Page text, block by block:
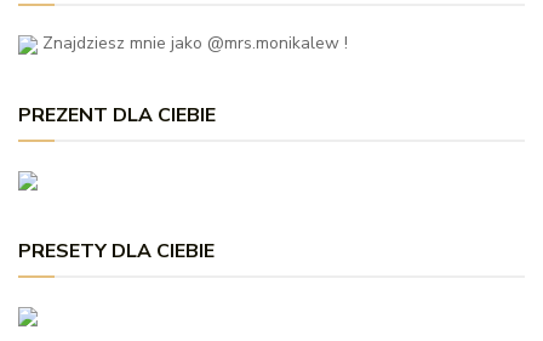
Znajdziesz mnie jako @mrs.monikalew !
PREZENT DLA CIEBIE
PRESETY DLA CIEBIE